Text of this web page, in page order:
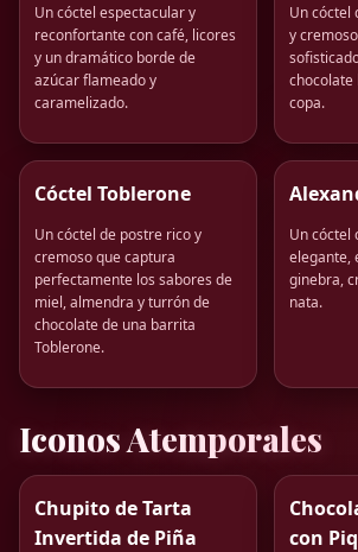
Un cóctel espectacular y
reconfortante con café, licores
y un dramático borde de
azúcar flameado y
caramelizado.
Un cóctel
y
chocolate
copa.
Cóctel Toblerone
Un cóctel de postre rico y
cremoso que captura
perfectamente los sabores de
miel, almendra y turrón de
chocolate de una barrita
Toblerone.
Un cóctel
elegante,
ginebra,
nata.
Iconos Atemporales
Chupito de Tarta
Invertida de Piña
con